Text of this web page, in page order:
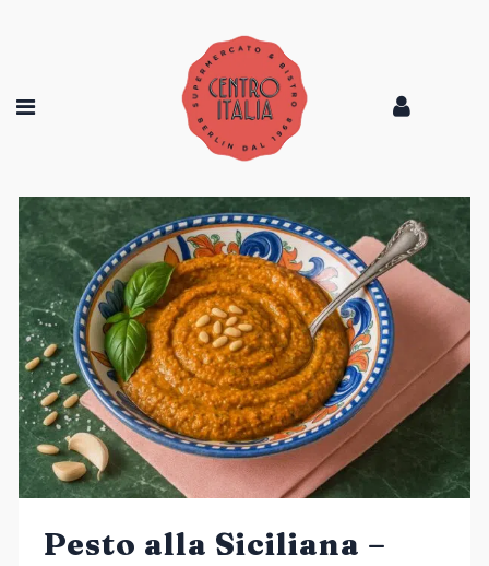
Pesto alla Siciliana –